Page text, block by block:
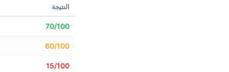
النتيجة
70/100
60/100
15/100